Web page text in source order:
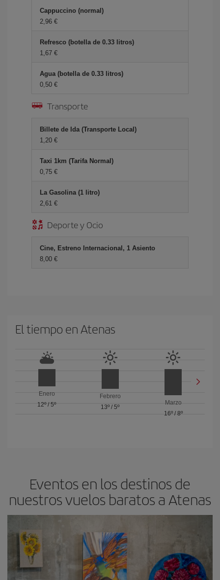
Cappuccino (normal)
2,96 €
Refresco (botella de 0.33 litros)
1,67 €
Agua (botella de 0.33 litros)
0,50 €
Transporte
Billete de Ida (Transporte Local)
1,20 €
Taxi 1km (Tarifa Normal)
0,75 €
La Gasolina (1 litro)
2,61 €
Deporte y Ocio
Cine, Estreno Internacional, 1 Asiento
8,00 €
El tiempo en Atenas
Enero
12º/5º
Febrero
13º / 5º
Marzo
16º/ 8º
Eventos en los destinos de
nuestros vuelos baratos a Atenas